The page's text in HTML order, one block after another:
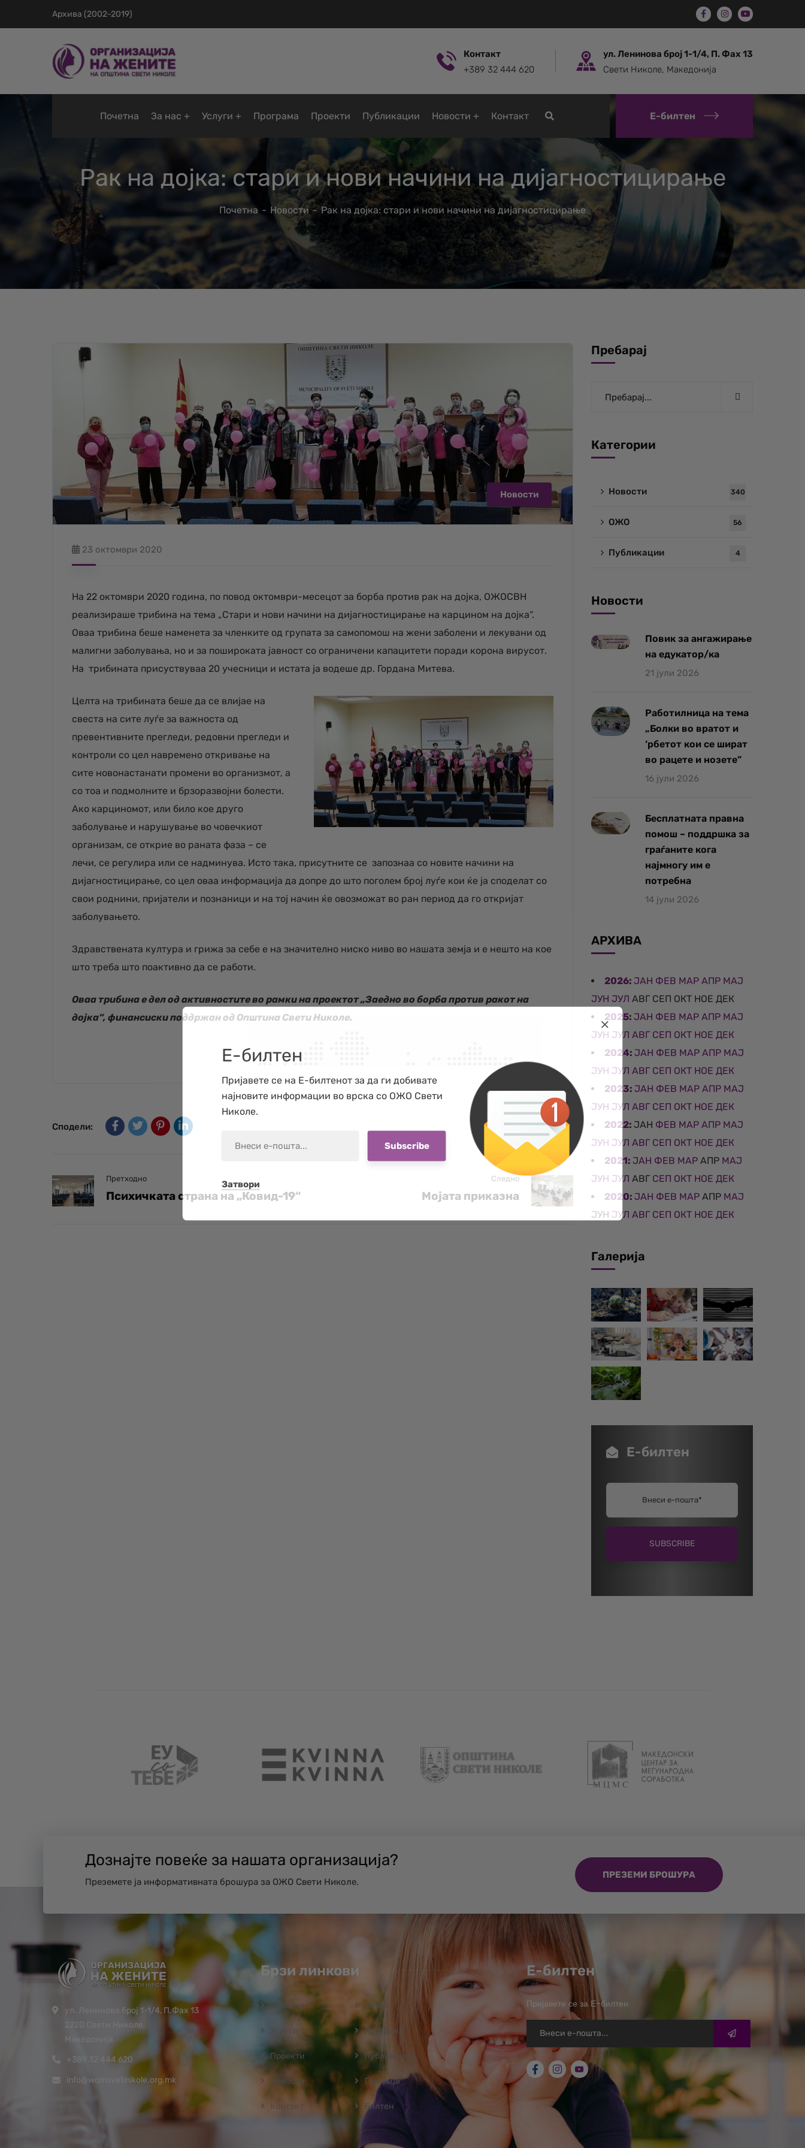
Архива (2002-2019)
Контакт
+389 32 444 620
ул. Ленинова број 1-1/4, П. Фах 13
Свети Николе, Македонија
Почетна За нас Услуги Програмa Проекти Публикации Новости Контакт Е-билтен
Рак на дојка: стари и нови начини на дијагностицирање
Почетна Новости Рак на дојка: стари и нови начини на дијагностицирање
Новости
23 октомври 2020
На 22 октомври 2020 година, по повод октомври-месецот за борба против рак на дојка, ОЖОСВН
реализираше трибина на тема „Стари и нови начини на дијагностицирање на карцином на дојка“.
Оваа трибина беше наменета за членките од групата за самопомош на жени заболени и лекувани од
малигни заболувања, но и за пошироката јавност со ограничени капацитети поради корона вирусот.
На трибината присуствуваа 20 учесници и истата ја водеше др. Гордана Митева.
Целта на трибината беше да се влијае на
свеста на сите луѓе за важноста од
превентивните прегледи, редовни прегледи и
контроли со цел навремено откривање на
сите новонастанати промени во организмот, а
со тоа и подмолните и брзоразвојни болести.
Ако карциномот, или било кое друго
заболување и нарушување во човечкиот
организам, се открие во раната фаза – се
лечи, се регулира или се надминува. Исто така, присутните се запознаа со новите начини на
дијагностицирање, со цел оваа информација да допре до што поголем број луѓе кои ќе ја споделат со
свои роднини, пријатели и познаници и на тој начин ќе овозможат во ран период да го откријат
заболувањето.
Здравствената култура и грижа за себе е на значително ниско ниво во нашата земја и е нешто на кое
што треба што поактивно да се работи.
Оваа трибина е дел од активностите во рамки на проектот „Заедно во борба против ракот на
дојка“, финансиски поддржан од Општина Свети Николе.
Сподели:
Претходно
Психичката страна на „Ковид-19“
Следно
Мојата приказна
Пребарај
Категории
Новости 340
ОЖО 56
Публикации 4
Новости
Повик за ангажирање
на едукатор/ка
21 јули 2026
Работилница на тема
„Болки во вратот и
‘рбетот кои се шират
во рацете и нозете”
16 јули 2026
Бесплатната правна
помош – поддршка за
граѓаните кога
најмногу им е
потребна
14 јули 2026
АРХИВА
2026: ЈАН ФЕВ МАР АПР МАЈ
ЈУН ЈУЛ АВГ СЕП ОКТ НОЕ ДЕК
2025: ЈАН ФЕВ МАР АПР МАЈ
ЈУН ЈУЛ АВГ СЕП ОКТ НОЕ ДЕК
2024: ЈАН ФЕВ МАР АПР МАЈ
ЈУН ЈУЛ АВГ СЕП ОКТ НОЕ ДЕК
2023: ЈАН ФЕВ МАР АПР МАЈ
ЈУН ЈУЛ АВГ СЕП ОКТ НОЕ ДЕК
2022: ЈАН ФЕВ МАР АПР МАЈ
ЈУН ЈУЛ АВГ СЕП ОКТ НОЕ ДЕК
2021: ЈАН ФЕВ МАР АПР МАЈ
ЈУН ЈУЛ АВГ СЕП ОКТ НОЕ ДЕК
2020: ЈАН ФЕВ МАР АПР МАЈ
ЈУН ЈУЛ АВГ СЕП ОКТ НОЕ ДЕК
Галерија
Е-билтен
Дознајте повеќе за нашата организација?
Преземете ја информативната брошура за ОЖО Свети Николе.
ПРЕЗЕМИ БРОШУРА
ул. Ленинова број 1-1/4, П.Фах 13
2220 Свети Николе,
Македонија
+389 32 444 620
info@womsvetinikole.org.mk
Брзи линкови
Почетна За нас
Услуги Програмa
Проекти Публикации
Новости Галерија
Контакт Билтен
Е-билтен
Пријавете се за Е-билтен
Е-билтен
Пријавете се на Е-билтенот за да ги добивате
најновите информации во врска со ОЖО Свети
Николе.
Затвори